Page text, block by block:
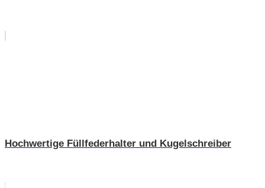
Hochwertige Füllfederhalter und Kugelschreiber